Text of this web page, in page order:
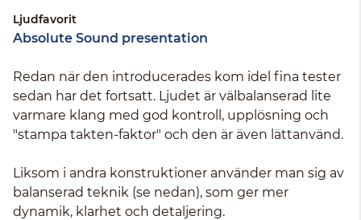
Ljudfavorit
Absolute Sound presentation
Redan när den introducerades kom idel fina tester
sedan har det fortsatt. Ljudet är välbalanserad lite
varmare klang med god kontroll, upplösning och
"stampa takten-faktor" och den är även lättanvänd.
Liksom i andra konstruktioner använder man sig av
balanserad teknik (se nedan), som ger mer
dynamik, klarhet och detaljering.